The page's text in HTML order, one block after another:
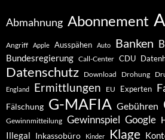
Abmahnung Abonnement
Angriff Apple Ausspähen Auto Banken
Bundesregierung Call-Center CDU
Datenschutz Download Drohung
England Ermittlungen EU Experten
Fälschung G-MAFIA Gebühren
Gewinnmitteilung Gewinnspiel Google
Illegal Inkassobüro Kinder Klage